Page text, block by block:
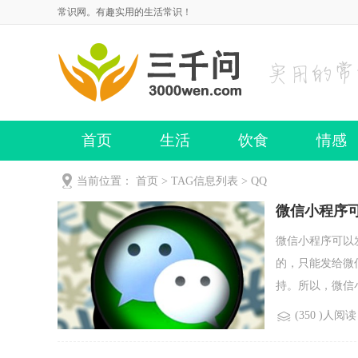
常识网。有趣实用的生活常识！
首页 生活 饮食 情感
当前位置： 首页 > TAG信息列表 > QQ
微信小程序
微信小程序可以
的，只能发给微
持。所以，微信
(350 )人阅读